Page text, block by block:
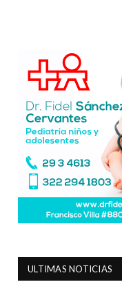
ULTIMAS NOTICIAS